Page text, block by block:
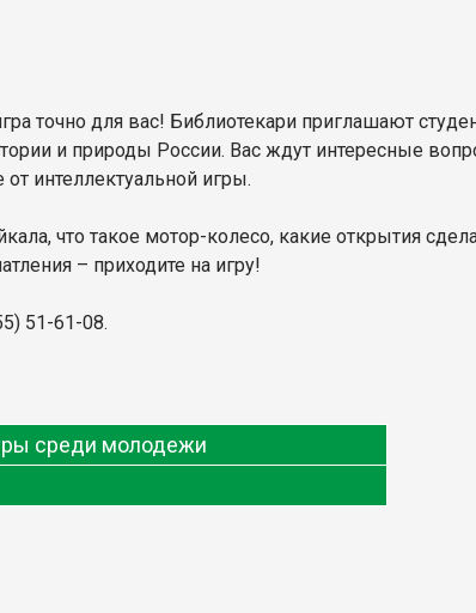
точно для вас! Библиотекари приглашают
и природы России. Вас ждут интересные
интеллектуальной игры.
что такое мотор-колесо, какие открытия
– приходите на игру!
51-61-08.
среди молодежи